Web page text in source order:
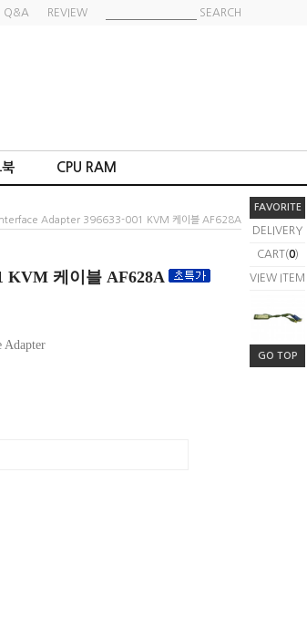
FAVORITE
DELIVERY
CART(0)
VIEW ITEM
GO TOP
Q&A REVIEW SEARCH
CPU RAM
Adapter 396633-001 KVM 케이블 AF628A
KVM 케이블 AF628A
Adapter